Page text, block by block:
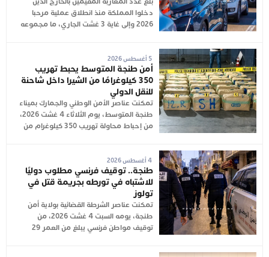
دخلوا المملكة منذ انطلاق عملية مرحبا
2026 وإلى غاية 3 غشت الجاري، ما مجموعه
5 أغسطس 2026
أمن طنجة المتوسط يحبط تهريب
350 كيلوغرامًا من الشيرا داخل شاحنة
للنقل الدولي
تمكنت عناصر الأمن الوطني والجمارك بميناء
طنجة المتوسط، يوم الثلاثاء 4 غشت 2026،
من إحباط محاولة تهريب 350 كيلوغرام من
4 أغسطس 2026
طنجة.. توقيف فرنسي مطلوب دوليًا
للاشتباه في تورطه بجريمة قتل في
تولوز
تمكنت عناصر الشرطة القضائية بولاية أمن
طنجة، يومه السبت 4 غشت 2026، من
توقيف مواطن فرنسي يبلغ من العمر 29